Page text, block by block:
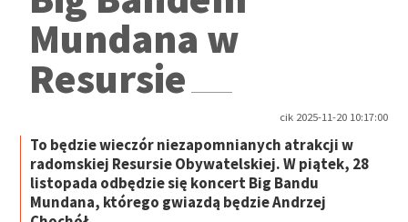
Mundana w
Resursie
cik 2025-11-20 10:17:00
To będzie wieczór niezapomnianych atrakcji w
radomskiej Resursie Obywatelskiej. W piątek, 28
listopada odbędzie się koncert Big Bandu
Mundana, którego gwiazdą będzie Andrzej